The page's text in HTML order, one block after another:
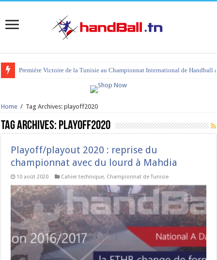
Première Victoire de la Tunisie au Championnat International de Handball
Home / Tag Archives: playoff2020
Tag Archives: playoff2020
Playoff/playout 2020 : reprise du
championnat avec du lourd à Mahdia
10 août 2020 Cahier technique, Championnat de Tunisie